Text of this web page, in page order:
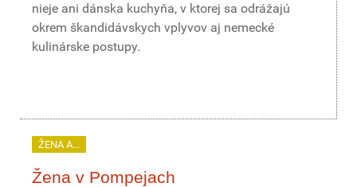
nieje ani dánska kuchyňa, v ktorej sa odrážajú
okrem škandidávskych vplyvov aj nemecké
kulinárske postupy.
ŽENA A...
Žena v Pompejach